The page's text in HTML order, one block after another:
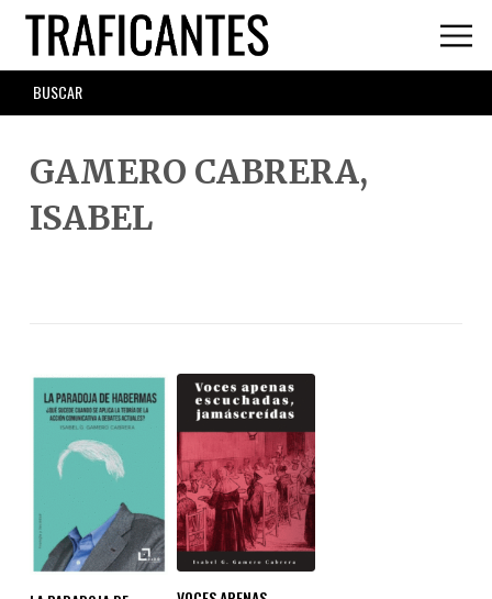
Skip
main
content
SEARCH
FORM
GAMERO CABRERA,
ISABEL